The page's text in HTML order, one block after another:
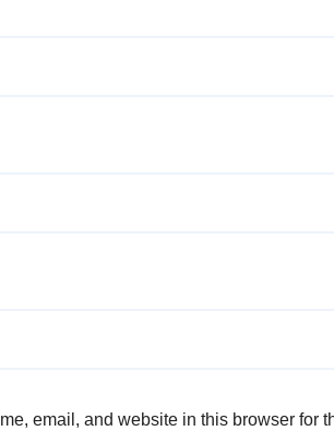
email, and website in this browser for